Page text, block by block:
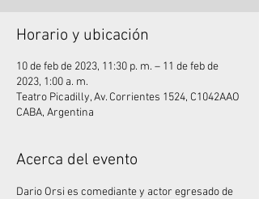
Horario y ubicación
10 de feb de 2023, 11:30 p. m. – 11 de feb de
2023, 1:00 a. m.
Teatro Picadilly, Av. Corrientes 1524, C1042AAO
CABA, Argentina
Acerca del evento
Dario Orsi es comediante y actor egresado de